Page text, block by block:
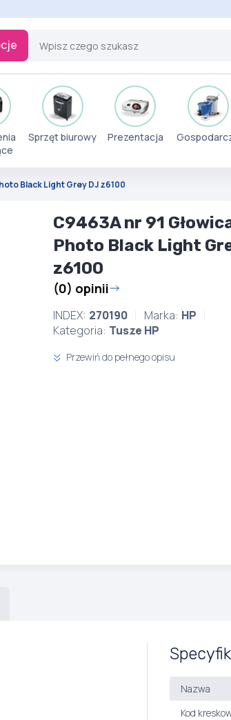
Sprzęt biurowy Prezentacja
Black Light Grey DJ z6100
C9463A nr 91
Photo Black Light
z6100
(0) opinii
INDEX: 270190 Marka: HP
Kategoria: Tusze HP
Przewiń do pełnego opisu
Nazwa
Kod